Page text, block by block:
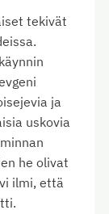
tekivät
ja
uskovia
he olivat
ilmi, että